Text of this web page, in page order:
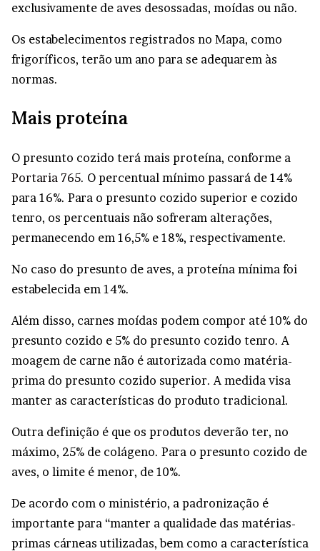
exclusivamente de aves desossadas, moídas ou não.
Os estabelecimentos registrados no Mapa, como
frigoríficos, terão um ano para se adequarem às
normas.
Mais proteína
O presunto cozido terá mais proteína, conforme a
Portaria 765. O percentual mínimo passará de 14%
para 16%. Para o presunto cozido superior e cozido
tenro, os percentuais não sofreram alterações,
permanecendo em 16,5% e 18%, respectivamente.
No caso do presunto de aves, a proteína mínima foi
estabelecida em 14%.
Além disso, carnes moídas podem compor até 10% do
presunto cozido e 5% do presunto cozido tenro. A
moagem de carne não é autorizada como matéria-
prima do presunto cozido superior. A medida visa
manter as características do produto tradicional.
Outra definição é que os produtos deverão ter, no
máximo, 25% de colágeno. Para o presunto cozido de
aves, o limite é menor, de 10%.
De acordo com o ministério, a padronização é
importante para “manter a qualidade das matérias-
primas cárneas utilizadas, bem como a característica